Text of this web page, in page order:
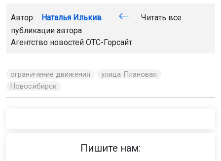
Автор: Наталья Илькив
Читать все
публикации автора
Агентство новостей ОТС-Горсайт
ограничение движения
улица Плановая
Новосибирск
Пишите нам: